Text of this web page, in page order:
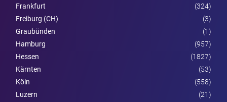
Frankfurt
(324)
Freiburg (CH)
(3)
Graubünden
(1)
Hamburg
(957)
Hessen
(1827)
Kärnten
(53)
Köln
(558)
Luzern
(21)